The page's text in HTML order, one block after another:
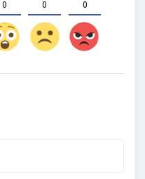
0 0 0